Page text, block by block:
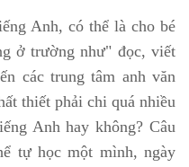
Anh, có thể là cho bé
ở trường như" đọc, viết
các trung tâm anh văn
thiết phải chi quá nhiều
Anh hay không? Câu
tự học một mình, ngày